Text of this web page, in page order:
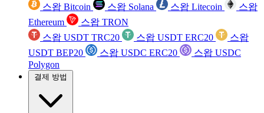
스왑 Bitcoin 스왑 Solana 스왑 Litecoin
스왑
Ethereum
스왑 TRON
스왑 USDT TRC20
스왑 USDT ERC20
스왑
USDT BEP20
스왑 USDC ERC20
스왑 USDC
Polygon
결제 방법